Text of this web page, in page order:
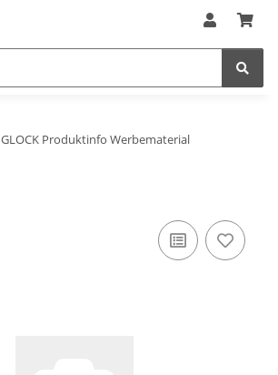
GLOCK Produktinfo Werbematerial